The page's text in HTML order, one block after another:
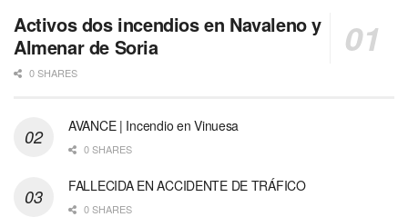
Activos dos incendios en Navaleno y
Almenar de Soria
0 SHARES
AVANCE | Incendio en Vinuesa
0 SHARES
FALLECIDA EN ACCIDENTE DE TRÁFICO
0 SHARES